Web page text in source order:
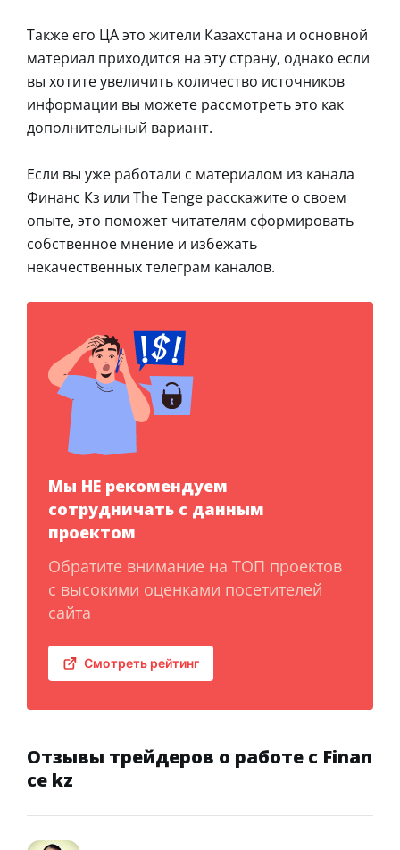
Также его ЦА это жители Казахстана и основной
материал приходится на эту страну, однако если
вы хотите увеличить количество источников
информации вы можете рассмотреть это как
дополнительный вариант.
Если вы уже работали с материалом из канала
Финанс Кз или The Tenge расскажите о своем
опыте, это поможет читателям сформировать
собственное мнение и избежать
некачественных телеграм каналов.
Мы НЕ рекомендуем
сотрудничать с данным
проектом
Обратите внимание на ТОП проектов
с высокими оценками посетителей
сайта
Смотреть рейтинг
Отзывы трейдеров о работе с Finan
ce kz